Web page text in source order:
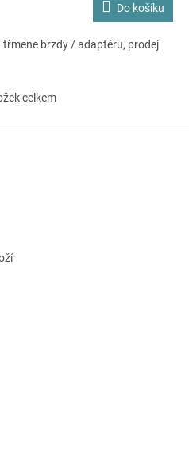
Do košíku
brzdy / adaptéru, prodej
O
l
v
celkem